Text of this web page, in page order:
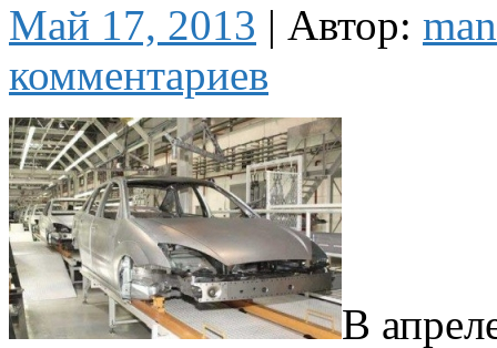
Май 17, 2013 | Автор: man
комментариев
В